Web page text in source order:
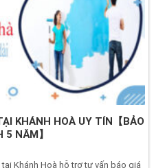
KHÁNH HOÀ UY TÍN【BẢO
5 NĂM】
Khánh Hoà hỗ trợ tư vấn báo giá